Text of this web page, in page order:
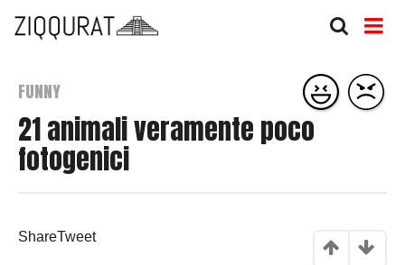
FUNNY
21 animali veramente poco
fotogenici
ShareTweet